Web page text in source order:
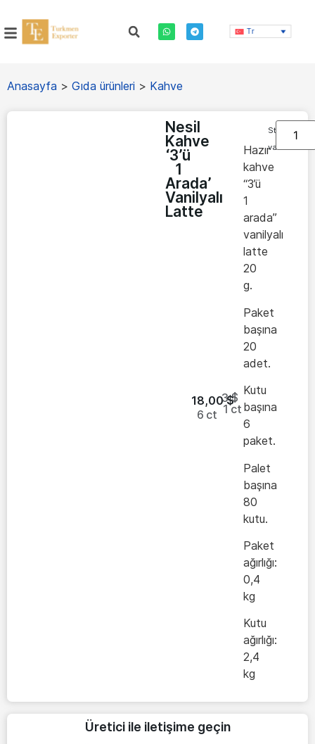
Tr
Anasayfa > Gıda ürünleri > Kahve
Nesil
Kahve
‘3’ü
1
Arada’
Vanilyalı
Latte
18,00$
6 ct
3 $
1ct
Hazır
kahve
“3’ü
1
arada”
vanilyalı
latte
20
g.
Paket
başına
20
adet.
Kutu
başına
6
paket.
Palet
başına
80
kutu.
Paket
ağırlığı:
0,4
kg
Kutu
ağırlığı:
2,4
kg
Stokta
var
Üretici ile iletişime geçin